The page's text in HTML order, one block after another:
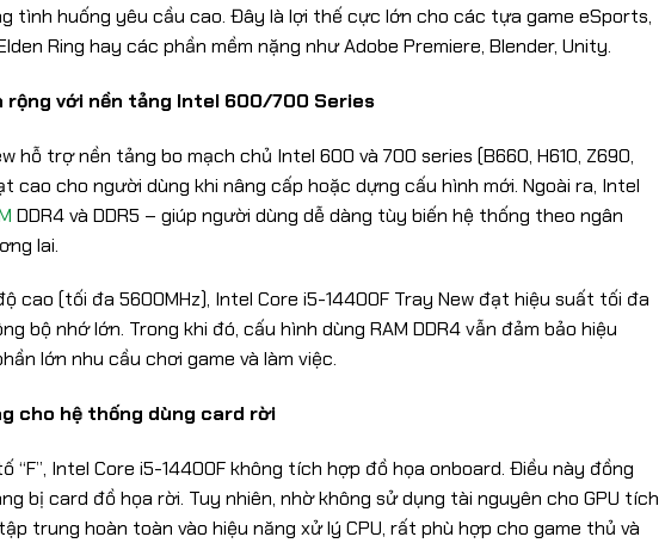
tình huống yêu cầu cao. Đây là lợi thế cực lớn cho các tựa game eSports,
Ring hay các phần mềm nặng như Adobe Premiere, Blender, Unity.
với nền tảng Intel 600/700 Series
hỗ trợ nền tảng bo mạch chủ Intel 600 và 700 series (B660, H610, Z690,
cao cho người dùng khi nâng cấp hoặc dựng cấu hình mới. Ngoài ra, Intel
DDR4 và DDR5 – giúp người dùng dễ dàng tùy biến hệ thống theo ngân
lai.
cao (tối đa 5600MHz), Intel Core i5-14400F Tray New đạt hiệu suất tối đa
bộ nhớ lớn. Trong khi đó, cấu hình dùng RAM DDR4 vẫn đảm bảo hiệu
lớn nhu cầu chơi game và làm việc.
cho hệ thống dùng card rời
“F”, Intel Core i5-14400F không tích hợp đồ họa onboard. Điều này đồng
bị card đồ họa rời. Tuy nhiên, nhờ không sử dụng tài nguyên cho GPU tích
trung hoàn toàn vào hiệu năng xử lý CPU, rất phù hợp cho game thủ và